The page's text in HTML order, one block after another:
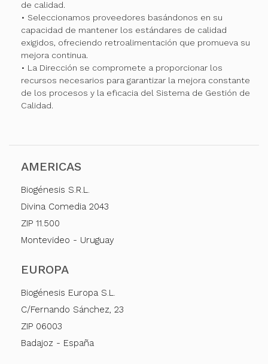
de calidad.
• Seleccionamos proveedores basándonos en su
capacidad de mantener los estándares de calidad
exigidos, ofreciendo retroalimentación que promueva su
mejora continua.
• La Dirección se compromete a proporcionar los
recursos necesarios para garantizar la mejora constante
de los procesos y la eficacia del Sistema de Gestión de
Calidad.
AMERICAS
Biogénesis S.R.L.
Divina Comedia 2043
ZIP 11.500
Montevideo - Uruguay
EUROPA
Biogénesis Europa S.L.
C/Fernando Sánchez, 23
ZIP 06003
Badajoz - España